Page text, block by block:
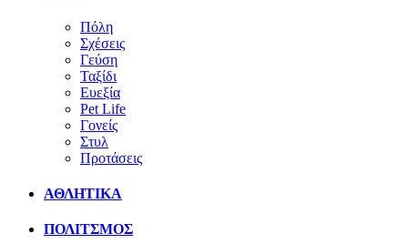
Πόλη
Σχέσεις
Γεύση
Ταξίδι
Ευεξία
Pet Life
Γονείς
Στυλ
Προτάσεις
ΑΘΛΗΤΙΚΑ
ΠΟΛΙΤΣΜΟΣ